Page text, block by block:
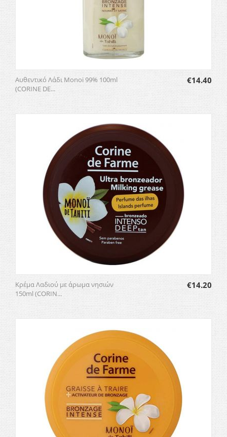
Αυθεντικό Λάδι Monoi 99% 100ml
(CORINE DE...
€14.40
Κρέμα Λαδιού με άρωμα νησιών
150ml (CORIN...
€14.20